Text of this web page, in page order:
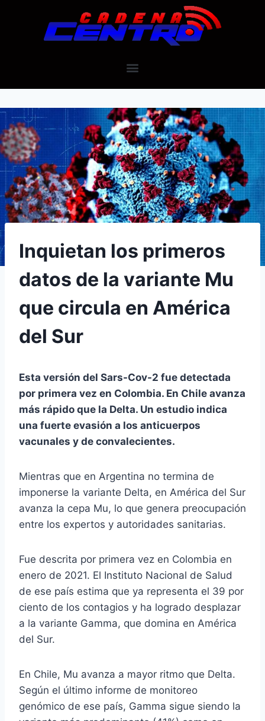
Inquietan los primeros
datos de la variante Mu
que circula en América
del Sur
Esta versión del Sars-Cov-2 fue detectada
por primera vez en Colombia. En Chile avanza
más rápido que la Delta. Un estudio indica
una fuerte evasión a los anticuerpos
vacunales y de convalecientes.
Mientras que en Argentina no termina de
imponerse la variante Delta, en América del Sur
avanza la cepa Mu, lo que genera preocupación
entre los expertos y autoridades sanitarias.
Fue descrita por primera vez en Colombia en
enero de 2021. El Instituto Nacional de Salud
de ese país estima que ya representa el 39 por
ciento de los contagios y ha logrado desplazar
a la variante Gamma, que domina en América
del Sur.
En Chile, Mu avanza a mayor ritmo que Delta.
Según el último informe de monitoreo
genómico de ese país, Gamma sigue siendo la